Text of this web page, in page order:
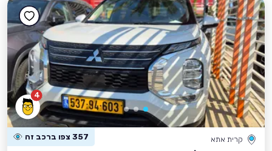
4
קרית אתא 357 צפו ברכב זה